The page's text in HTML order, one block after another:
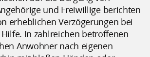
und Freiwillige berichten
erheblichen Verzögerungen bei
In zahlreichen betroffenen
Anwohner nach eigenen